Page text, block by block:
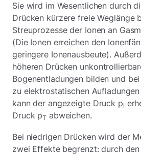
Sie wird im Wesentlichen durch
Drücken kürzere freie Weglänge
Streuprozesse der Ionen an
(Die Ionen erreichen den
geringere Ionenausbeute).
höheren Drücken
Bogenentladungen bilden und
zu elektrostatischen
kann der angezeigte Druck pI
Druck pT abweichen.
Bei niedrigen Drücken wird der
zwei Effekte begrenzt: durch